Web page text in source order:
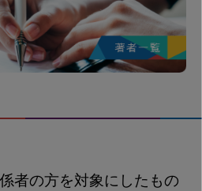
者の方を対象にしたもの